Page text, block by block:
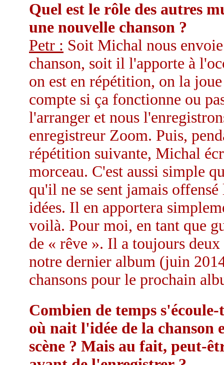
Quel est le rôle des autres
une nouvelle chanson ?
Petr : Soit Michal nous
chanson, soit il l'apporte à
on est en répétition, on la
compte si ça fonctionne ou
l'arranger et nous
enregistreur Zoom. Puis,
répétition suivante, Michal
morceau. C'est aussi simple
qu'il ne se sent jamais
idées. Il en apportera
voilà. Pour moi, en tant que
de « rêve ». Il a toujours deux
notre dernier album (juin
chansons pour le prochain
Combien de temps
où nait l'idée de la chanson
scène ? Mais au fait, peut-